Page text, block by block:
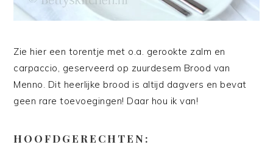
Zie hier een torentje met o.a. gerookte zalm en
carpaccio, geserveerd op zuurdesem Brood van
Menno. Dit heerlijke brood is altijd dagvers en bevat
geen rare toevoegingen! Daar hou ik van!
HOOFDGERECHTEN: